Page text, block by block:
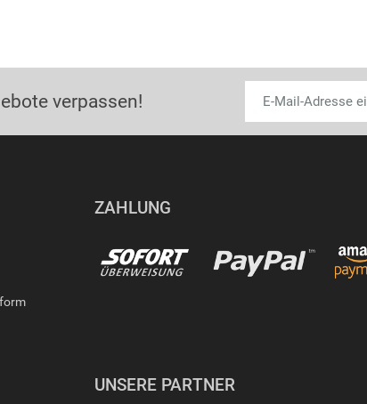
verpassen!
ZAHLUNG
UNSERE PARTNER